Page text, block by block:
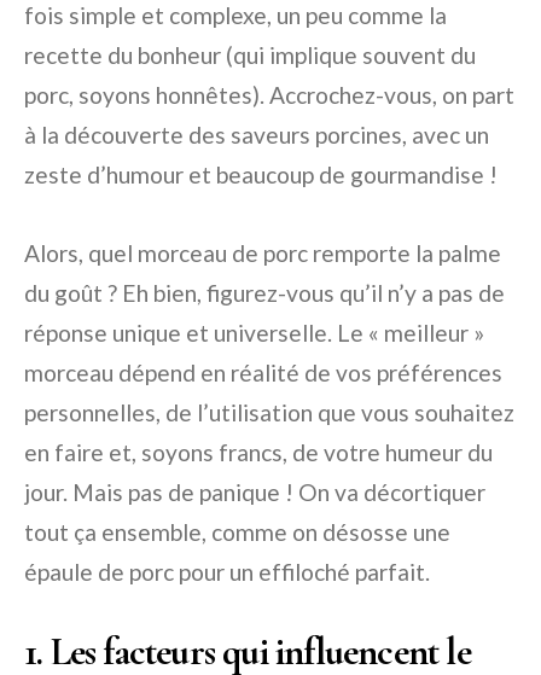
fois simple et complexe, un peu comme la
recette du bonheur (qui implique souvent du
porc, soyons honnêtes). Accrochez-vous, on part
à la découverte des saveurs porcines, avec un
zeste d’humour et beaucoup de gourmandise !
Alors, quel morceau de porc remporte la palme
du goût ? Eh bien, figurez-vous qu’il n’y a pas de
réponse unique et universelle. Le « meilleur »
morceau dépend en réalité de vos préférences
personnelles, de l’utilisation que vous souhaitez
en faire et, soyons francs, de votre humeur du
jour. Mais pas de panique ! On va décortiquer
tout ça ensemble, comme on désosse une
épaule de porc pour un effiloché parfait.
1. Les facteurs qui influencent le